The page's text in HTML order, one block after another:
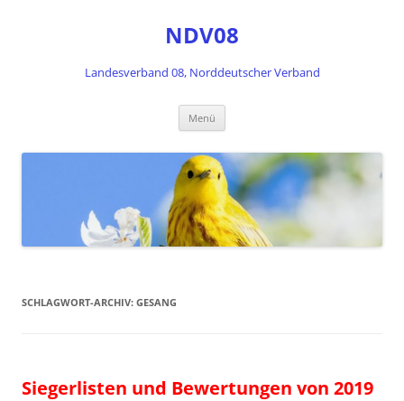
NDV08
Landesverband 08, Norddeutscher Verband
Menü
SCHLAGWORT-ARCHIV: GESANG
Siegerlisten und Bewertungen von 2019